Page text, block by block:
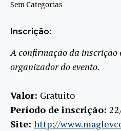
Sem Categorias
Inscrição:
A confirmação da inscrição
organizador do evento.
Valor: Gratuito
Período de inscrição:
Site: http://